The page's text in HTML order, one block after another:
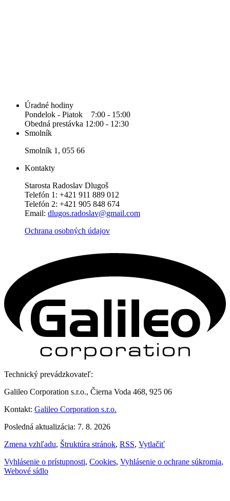
Úradné hodiny
Pondelok - Piatok 7:00 - 15:00
Obedná prestávka 12:00 - 12:30
Smolník
Smolník 1, 055 66
Kontakty
Starosta Radoslav Dlugoš
Telefón 1: +421 911 889 012
Telefón 2: +421 905 848 674
Email: dlugos.radoslav@gmail.com
Ochrana osobných údajov
Technický prevádzkovateľ:
Galileo Corporation s.r.o., Čierna Voda 468, 925 06
Kontakt: Galileo Corporation s.r.o.
Posledná aktualizácia: 7. 8. 2026
Zmena vzhľadu, Štruktúra stránok, RSS, Vytlačiť
Vyhlásenie o prístupnosti, Cookies, Vyhlásenie o ochrane súkromia,
Webové sídlo